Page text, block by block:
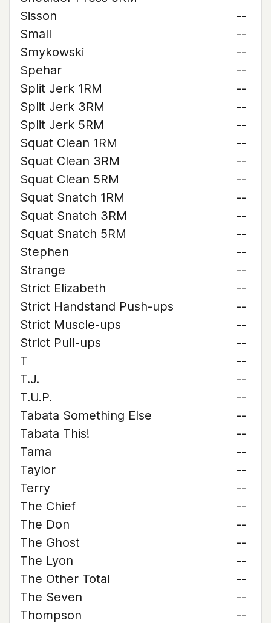
Sisson
--
Small
--
Smykowski
--
Spehar
--
Split Jerk 1RM
--
Split Jerk 3RM
--
Split Jerk 5RM
--
Squat Clean 1RM
--
Squat Clean 3RM
--
Squat Clean 5RM
--
Squat Snatch 1RM
--
Squat Snatch 3RM
--
Squat Snatch 5RM
--
Stephen
--
Strange
--
Strict Elizabeth
--
Strict Handstand Push-ups
--
Strict Muscle-ups
--
Strict Pull-ups
--
T
--
T.J.
--
T.U.P.
--
Tabata Something Else
--
Tabata This!
--
Tama
--
Taylor
--
Terry
--
The Chief
--
The Don
--
The Ghost
--
The Lyon
--
The Other Total
--
The Seven
--
Thompson
--